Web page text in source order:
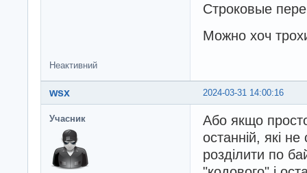
Строковые
Можно хоч
Неактивний
2024-03-31 14:00:16
wsx
Учасник
Або якщо
останній, які
розділити по